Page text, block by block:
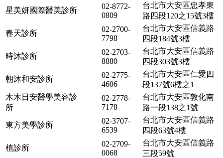
星美妍國際醫美診所
02-8772-
0809
台北市大安區忠孝東
路四段120之15號3樓
春天診所
02-2700-
7798
台北市大安區信義路
四段184號3樓
時沐診所
02-2703-
8880
台北市大安區信義路
四段303號3樓
朝沐和安診所
02-2775-
4606
台北市大安區仁愛四
段137號6樓之1
木木日安醫學美容診
所
02-2778-
7178
台北市大安區敦化南
路一段138之1號
東方美學診所
02-3707-
6539
台北市大安區信義路
四段63號4樓
植診所
02-2709-
0068
台北市大安區信義路
三段59號